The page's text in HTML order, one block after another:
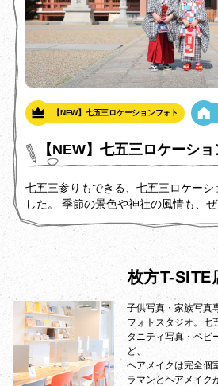
【NEW】七五三ロケーションフォト
【NEW】七五三ロケーシ
七五三参りもできる、七五三ロケーシ
した。 季節の景色や神社の風情も、
お子さまの自然な笑顔とかけがえの
枚方T-SITE
子供写真・家族写真
フォトスタジオ。七
タニティ写真・ベビ
ど、
ヘアメイクは完全個
ラマンとヘアメイク